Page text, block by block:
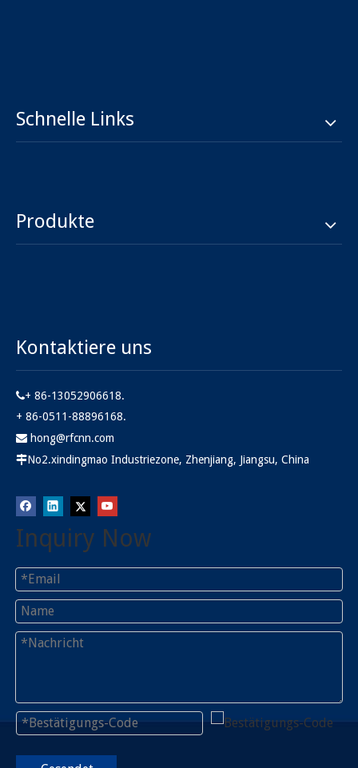
Schnelle Links
Produkte
Kontaktiere uns
+ 86-13052906618.
+ 86-0511-88896168.
 hong@rfcnn.com
No2.xindingmao Industriezone, Zhenjiang, Jiangsu, China
Inquiry Now